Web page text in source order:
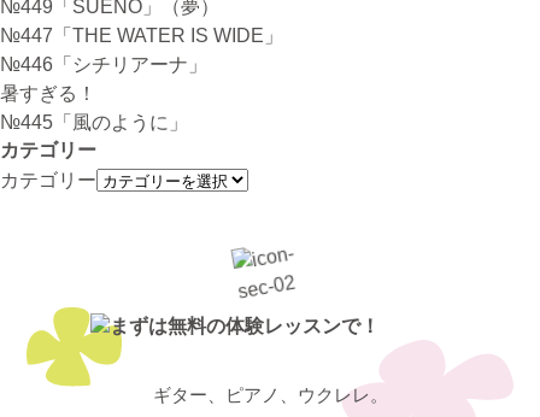
№449「SUENO」（夢）
№447「THE WATER IS WIDE」
№446「シチリアーナ」
暑すぎる！
№445「風のように」
カテゴリー
カテゴリー
ギター、ピアノ、ウクレレ。